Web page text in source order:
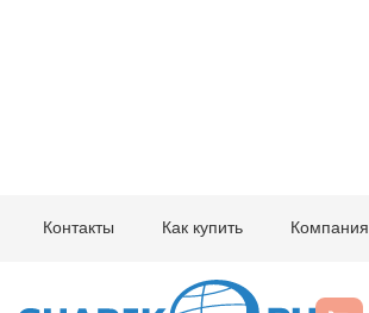
Контакты Как купить Компания
1103-1023